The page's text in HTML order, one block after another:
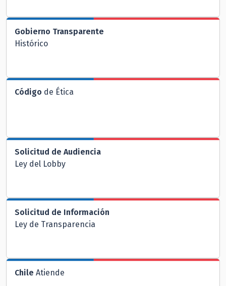
Gobierno Transparente
Histórico
Código de Ética
Solicitud de Audiencia
Ley del Lobby
Solicitud de Información
Ley de Transparencia
Chile Atiende